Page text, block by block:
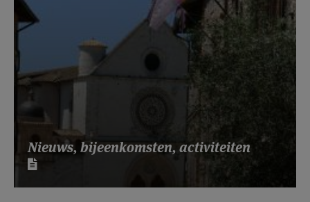
Nieuws, bijeenkomsten, activiteiten